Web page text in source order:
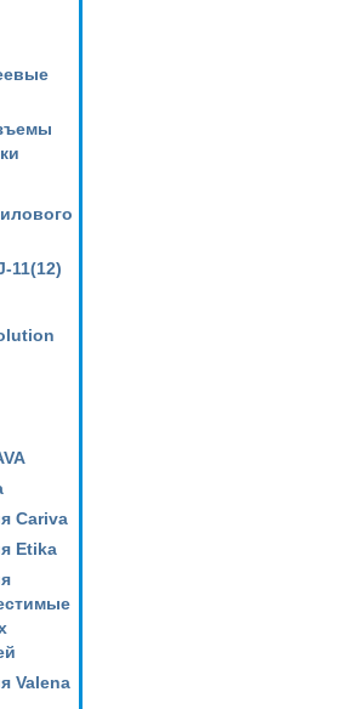
11(12)
Cariva
Etika
Valena